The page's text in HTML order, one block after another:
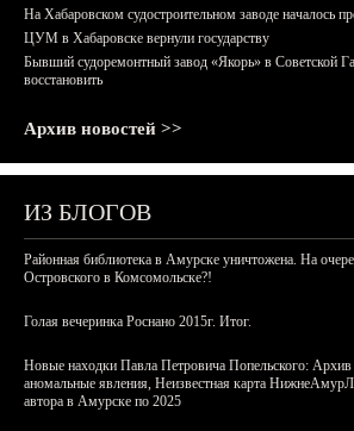
На Хабаровском судостроительном заводе началось
ЦУМ в Хабаровске вернули государству
Бывший судоремонтный завод «Якорь» в Советской
восстановить
Архив новостей >>
ИЗ БЛОГОВ
Районная библиотека в Амурске уничтожена. На
Островского в Комсомольске?!
Голая вечеринка Роснано 2015г. Итог.
Новые находки Павла Петровича Попельского:
аномальные явления, Неизвестная карта
автора в Амурске по 2025